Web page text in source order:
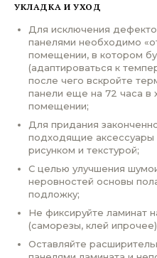
УКЛАДКА И УХОД
Для исключения
панелями необходимо
помещении, в котором
(адаптироваться к
после чего вскройте
панели еще на 72 часа
помещении;
Для придания
подходящие аксессуары
рисунком и текстурой;
С целью улучшения
неровностей основы
подложку;
Не фиксируйте ламинат
(саморезы, клей
Оставляйте